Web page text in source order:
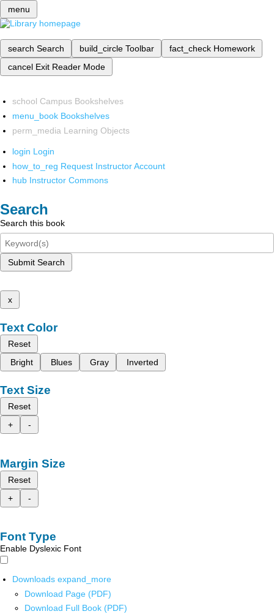
menu
search Search build_circle Toolbar fact_check Homework
cancel Exit Reader Mode
school Campus Bookshelves
menu_book Bookshelves
perm_media Learning Objects
login Login
how_to_reg Request Instructor Account
hub Instructor Commons
Search
Search this book
Submit Search
x
Text Color
Reset
Bright
Blues Gray Inverted
Text Size
Reset
+
-
Margin Size
Reset
+
-
Font Type
Enable Dyslexic Font
Downloads expand_more
Download Page (PDF)
Download Full Book (PDF)